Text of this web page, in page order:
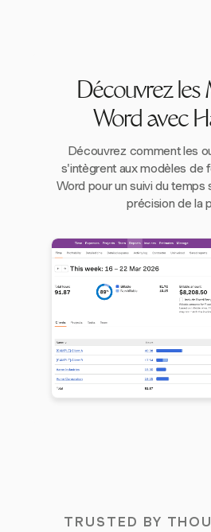
Découvrez les
Word avec
Découvrez comment les
s'intègrent aux modèles de
Word pour un suivi du temps
précision de la
TRUSTED BY